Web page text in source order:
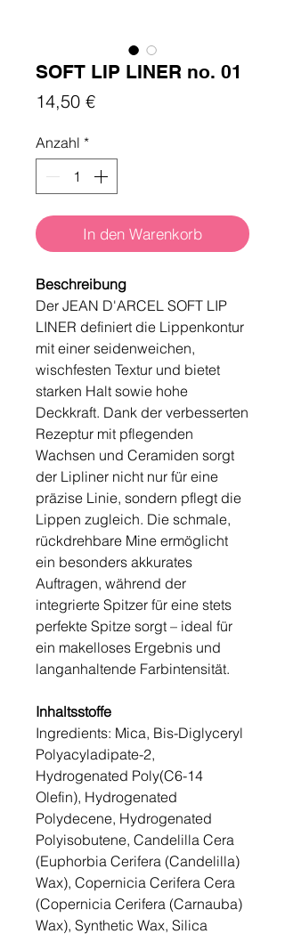
SOFT LIP LINER no. 01
14,50 €Preis
Anzahl *
In den Warenkorb
Beschreibung
Der JEAN D'ARCEL SOFT LIP
LINER definiert die Lippenkontur
mit einer seidenweichen,
wischfesten Textur und bietet
starken Halt sowie hohe
Deckkraft. Dank der verbesserten
Rezeptur mit pflegenden
Wachsen und Ceramiden sorgt
der Lipliner nicht nur für eine
präzise Linie, sondern pflegt die
Lippen zugleich. Die schmale,
rückdrehbare Mine ermöglicht
ein besonders akkurates
Auftragen, während der
integrierte Spitzer für eine stets
perfekte Spitze sorgt – ideal für
ein makelloses Ergebnis und
langanhaltende Farbintensität.
Inhaltsstoffe
Ingredients: Mica, Bis-Diglyceryl
Polyacyladipate-2,
Hydrogenated Poly(C6-14
Olefin), Hydrogenated
Polydecene, Hydrogenated
Polyisobutene, Candelilla Cera
(Euphorbia Cerifera (Candelilla)
Wax), Copernicia Cerifera Cera
(Copernicia Cerifera (Carnauba)
Wax), Synthetic Wax, Silica